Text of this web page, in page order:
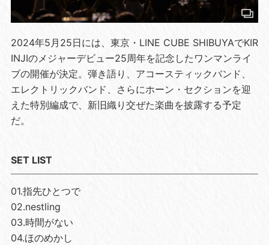
2024年5月25日には、東京・LINE CUBE SHIBUYAでKIR
INJIのメジャーデビュー25周年を記念したワンマンライ
ブの開催が決定。弾き語り、アコースティックバンド、
エレクトリックバンド、さらにホーン・セクションを迎
えた特別編成で、新旧織り交ぜた楽曲を披露する予定
だ。
SET LIST
01.指先ひとつで
02.nestling
03.時間がない
04.ほのめかし